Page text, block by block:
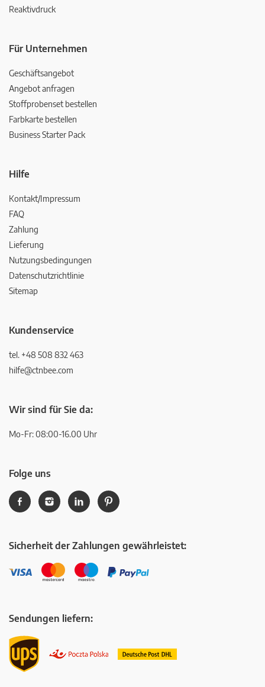
Reaktivdruck
Für Unternehmen
Geschäftsangebot
Angebot anfragen
Stoffprobenset bestellen
Farbkarte bestellen
Business Starter Pack
Hilfe
Kontakt/Impressum
FAQ
Zahlung
Lieferung
Nutzungsbedingungen
Datenschutzrichtlinie
Sitemap
Kundenservice
tel. +48 508 832 463
hilfe@ctnbee.com
Wir sind für Sie da:
Mo-Fr: 08:00-16.00 Uhr
Folge uns
Sicherheit der Zahlungen gewährleistet:
Sendungen liefern: